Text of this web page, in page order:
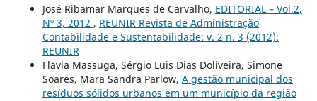
José Ribamar Marques de Carvalho, EDITORIAL – Vol.2,
Nº 3, 2012 , REUNIR Revista de Administração
Contabilidade e Sustentabilidade: v. 2 n. 3 (2012):
REUNIR
Flavia Massuga, Sérgio Luis Dias Doliveira, Simone
Soares, Mara Sandra Parlow, A gestão municipal dos
resíduos sólidos urbanos em um município da região